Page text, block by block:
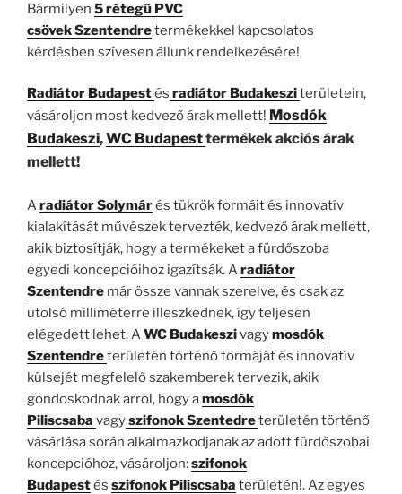
Bármilyen 5 rétegű PVC
csövekSzentendretermékekkel kapcsolatos
kérdésben szívesen állunk rendelkezésére!
Radiátor Budapestés radiátor Budakesziterületein,
vásároljon most kedvező árak mellett! Mosdók
Budakeszi,WC Budapesttermékek akciós árak
mellett!
Aradiátor Solymárés tükrök formáit és innovatív
kialakítását művészek tervezték, kedvező árak mellett,
akik biztosítják, hogy a termékeket a fürdőszoba
egyedi koncepcióihoz igazítsák. Aradiátor
Szentendre már össze vannak szerelve, és csak az
utolsó milliméterre illeszkednek, így teljesen
elégedett lehet. AWC Budakeszivagymosdók
Szentendreterületén történő formáját és innovatív
külsejét megfelelő szakemberek tervezik, akik
gondoskodnak arról, hogy amosdók
Piliscsaba vagyszifonok Szentedreterületén történő
vásárlása során alkalmazkodjanak az adott fürdőszobai
koncepcióhoz, vásároljon:szifonok
Budapestés szifonok Piliscsaba területén!. Az egyes